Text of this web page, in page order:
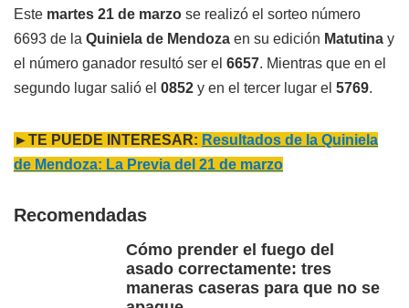
Este martes 21 de marzo se realizó el sorteo número
6693 de la Quiniela de Mendoza en su edición Matutina y
el número ganador resultó ser el 6657. Mientras que en el
segundo lugar salió el 0852 y en el tercer lugar el 5769.
►TE PUEDE INTERESAR: Resultados de la Quiniela
de Mendoza: La Previa del 21 de marzo
Recomendadas
Cómo prender el fuego del
asado correctamente: tres
maneras caseras para que no se